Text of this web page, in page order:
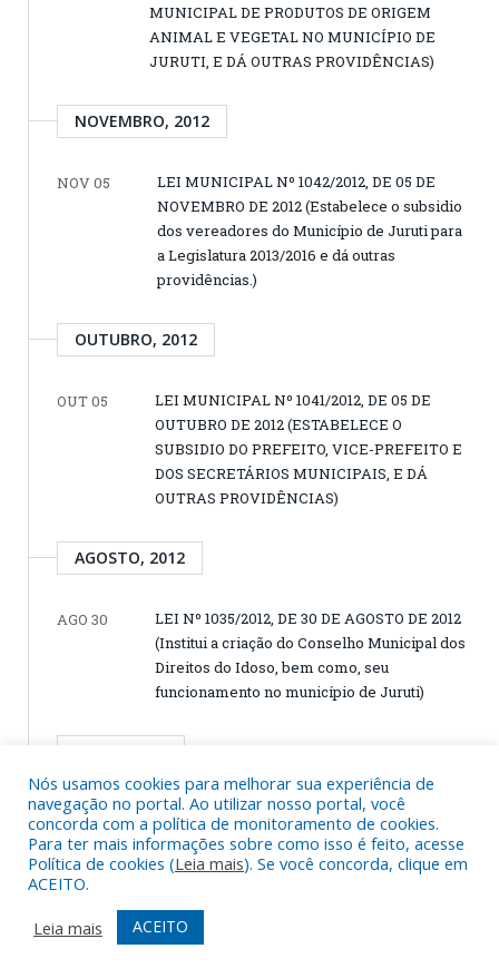
MUNICIPAL DE PRODUTOS DE ORIGEM
ANIMAL E VEGETAL NO MUNICÍPIO DE
JURUTI, E DÁ OUTRAS PROVIDÊNCIAS)
NOVEMBRO, 2012
NOV 05
LEI MUNICIPAL Nº 1042/2012, DE 05 DE
NOVEMBRO DE 2012 (Estabelece o subsidio
dos vereadores do Município de Juruti para
a Legislatura 2013/2016 e dá outras
providências.)
OUTUBRO, 2012
OUT 05
LEI MUNICIPAL Nº 1041/2012, DE 05 DE
OUTUBRO DE 2012 (ESTABELECE O
SUBSIDIO DO PREFEITO, VICE-PREFEITO E
DOS SECRETÁRIOS MUNICIPAIS, E DÁ
OUTRAS PROVIDÊNCIAS)
AGOSTO, 2012
AGO 30
LEI Nº 1035/2012, DE 30 DE AGOSTO DE 2012
(Institui a criação do Conselho Municipal dos
Direitos do Idoso, bem como, seu
funcionamento no município de Juruti)
JUL 10
LEI MUNICIPAL Nº 1031/2012, DE 10 DE
JULHO DE 2012 (LDO 2013-DISPÕE SOBRE AS
DIRETRIZES PARA A ELABORAÇÃO DA LEI
PROVIDÊNCIAS)
Nós usamos cookies para melhorar sua experiência de
navegação no portal. Ao utilizar nosso portal, você
concorda com a política de monitoramento de cookies.
Para ter mais informações sobre como isso é feito, acesse
Política de cookies (Leia mais). Se você concorda, clique em
ACEITO.
Leia mais
ACEITO